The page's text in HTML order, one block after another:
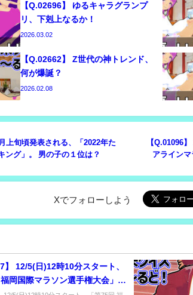
【Q.02696】 ゆるキャラグランプ
リ、下剋上なるか！
2026.03.02
【Q.02662】 Z世代の神トレンド、
何が爆誕？
2026.02.08
上旬頃発表される、「2022年た
ング」。 男の子の１位は？
【Q.01096
アライン
Xでフォローしよう
】 12/5(日)12時10分スタート、
福岡国際マラソン選手権大会」。